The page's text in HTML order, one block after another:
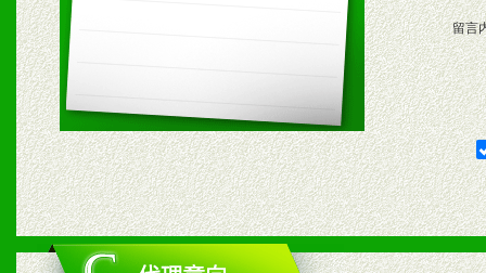
五、退换货制度
1、给予前期市场操作一定
2、对于临期，滞销品给予
六、服务优势
留言